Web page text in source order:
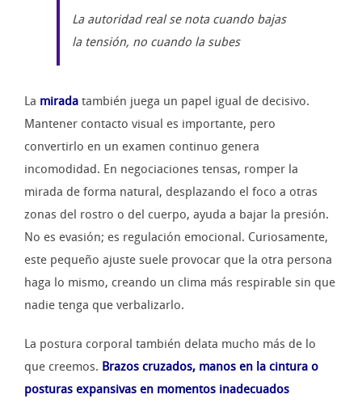
La autoridad real se nota cuando bajas
la tensión, no cuando la subes
La mirada también juega un papel igual de decisivo.
Mantener contacto visual es importante, pero
convertirlo en un examen continuo genera
incomodidad. En negociaciones tensas, romper la
mirada de forma natural, desplazando el foco a otras
zonas del rostro o del cuerpo, ayuda a bajar la presión.
No es evasión; es regulación emocional. Curiosamente,
este pequeño ajuste suele provocar que la otra persona
haga lo mismo, creando un clima más respirable sin que
nadie tenga que verbalizarlo.
La postura corporal también delata mucho más de lo
que creemos. Brazos cruzados, manos en la cintura o
posturas expansivas en momentos inadecuados